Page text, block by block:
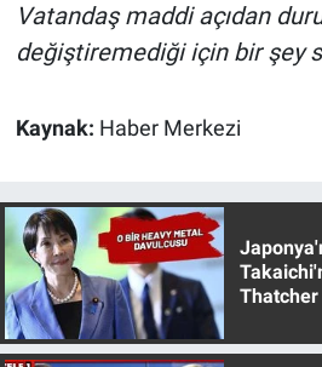
Vatandaş maddi açıdan
değiştiremediği için bir şey
Kaynak: Haber Merkezi
Thatcher
Sağlık
Türkiye'nin Geleceği
Türkiye'nin Gündemi
Yerel Gündem